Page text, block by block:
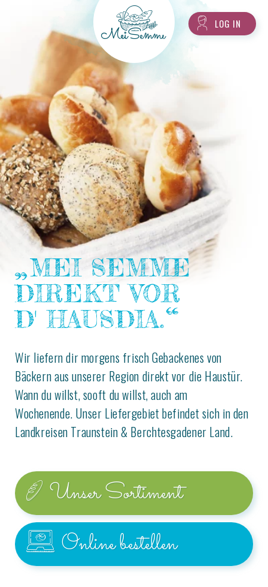
LOG IN
MEI SEMME
DIREKT VOR
D' HAUSDIA.
Wir liefern dir morgens frisch Gebackenes von
Bäckern aus unserer Region direkt vor die Haustür.
Wann du willst, sooft du willst, auch am
Wochenende. Unser Liefergebiet befindet sich in den
Landkreisen Traunstein & Berchtesgadener Land.
Unser Sortiment
Online bestellen